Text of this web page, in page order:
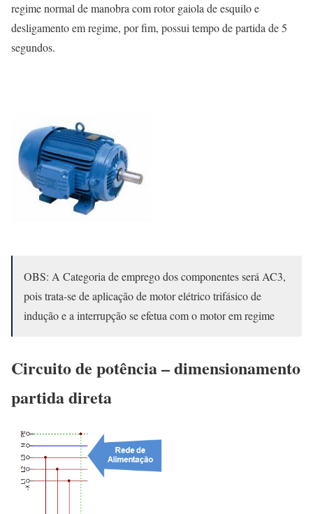
regime normal de manobra com rotor gaiola de esquilo e
desligamento em regime, por fim, possui tempo de partida de 5
segundos.
OBS: A Categoria de emprego dos componentes será AC3,
pois trata-se de aplicação de motor elétrico trifásico de
indução e a interrupção se efetua com o motor em regime
Circuito de potência – dimensionamento
partida direta